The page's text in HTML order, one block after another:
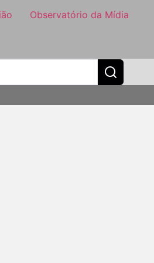
Observatório da Mídia